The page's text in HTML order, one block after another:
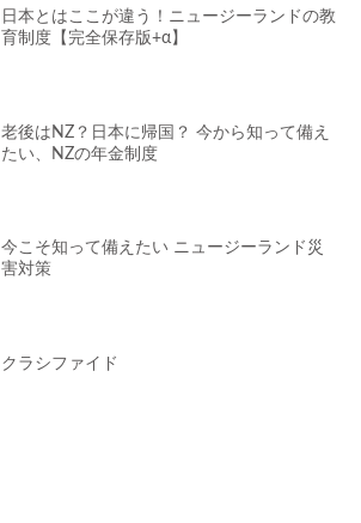
日本とはここが違う！ニュージーランドの教
育制度【完全保存版+α】
老後はNZ？日本に帰国？ 今から知って備え
たい、NZの年金制度
今こそ知って備えたい ニュージーランド災
害対策
クラシファイド